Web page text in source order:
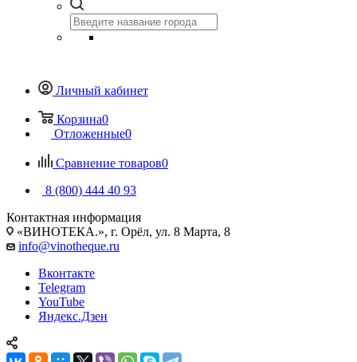
Личный кабинет
Корзина0
Отложенные0
Сравнение товаров0
8 (800) 444 40 93
Контактная информация
«ВИНОТЕКА.», г. Орёл, ул. 8 Марта, 8
info@vinotheque.ru
Вконтакте
Telegram
YouTube
Яндекс.Дзен